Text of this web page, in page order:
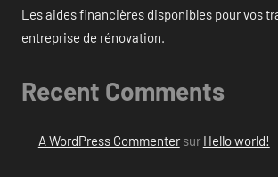
Les aides financières disponibles pour vos
entreprise de rénovation.
Recent Comments
A WordPress Commentersur Hello world!